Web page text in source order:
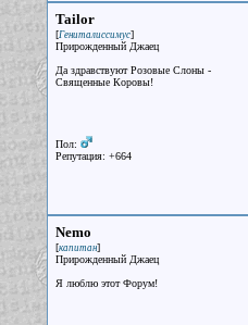
Tailor
[Гениталиссимус]
Прирожденный Джаец
Да здравствуют Розовые Слоны -
Священные Коровы!
Пол:
Репутация: +664
Nemo
[капитан]
Прирожденный Джаец
Я люблю этот Форум!